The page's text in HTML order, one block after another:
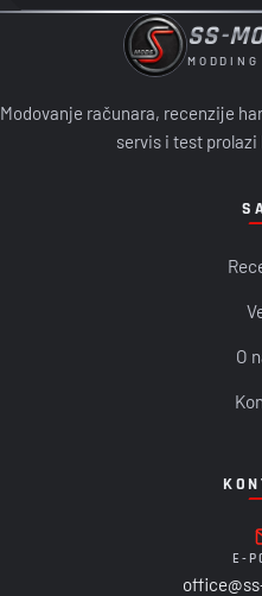
SS-
Modovanje računara, recenzije
servis i test
O
E-